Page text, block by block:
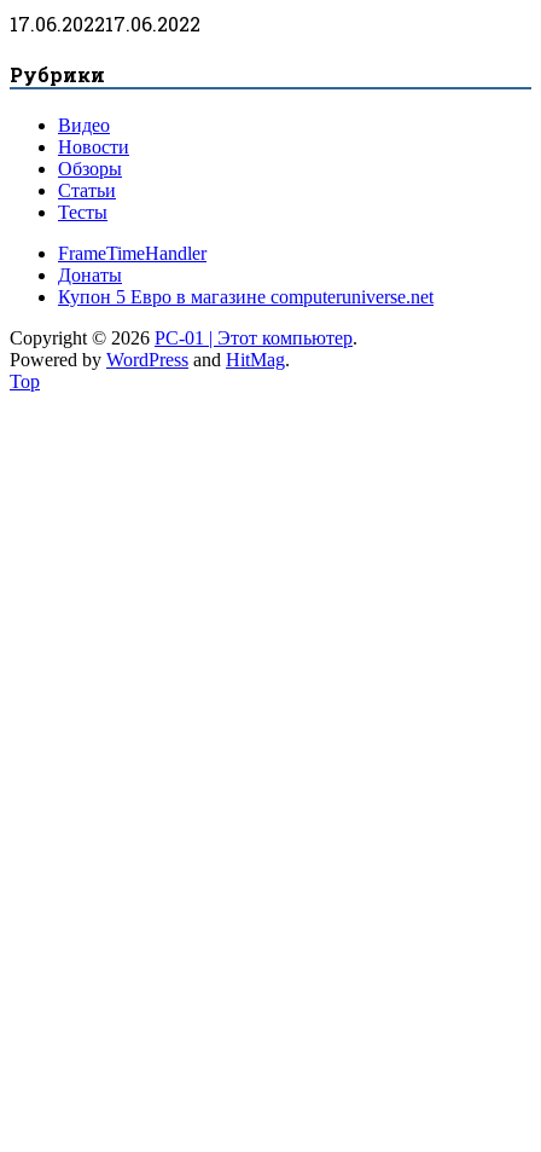
17.06.202217.06.2022
Рубрики
Видео
Новости
Обзоры
Статьи
Тесты
FrameTimeHandler
Донаты
Купон 5 Евро в магазине computeruniverse.net
Copyright © 2026 PC-01 | Этот компьютер.
Powered by WordPress and HitMag.
Top